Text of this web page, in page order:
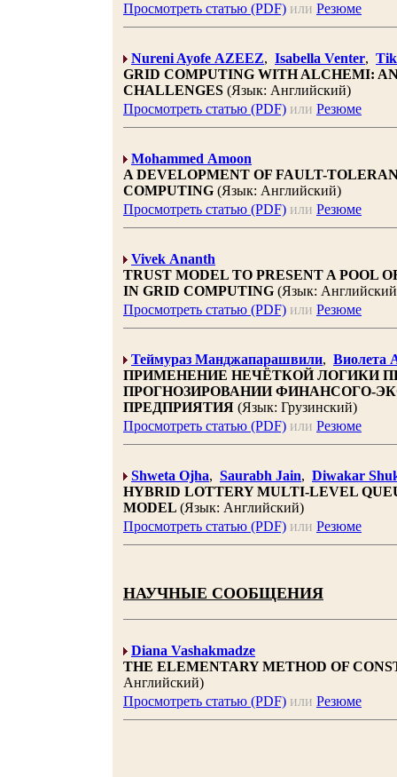
Просмотреть статью (PDF) или Резюме
Nureni Ayofe AZEEZ, Isabella Venter,
GRID COMPUTING WITH ALCHEMI:
CHALLENGES (Язык: Английский)
Просмотреть статью (PDF) или Резюме
Mohammed Amoon
A DEVELOPMENT OF FAULT-
COMPUTING (Язык: Английский)
Просмотреть статью (PDF) или Резюме
Vivek Ananth
TRUST MODEL TO PRESENT A POOL
IN GRID COMPUTING (Язык:
Просмотреть статью (PDF) или Резюме
Теймураз Манджапарашвили, Виолета
ПРИМЕНЕНИЕ НЕЧЁТКОЙ ЛОГИКИ
ПРОГНОЗИРОВАНИИ ФИНАНСОГО-
ПРЕДПРИЯТИЯ (Язык: Грузинский)
Просмотреть статью (PDF) или Резюме
Shweta Ojha, Saurabh Jain, Diwakar
HYBRID LOTTERY MULTI-LEVEL
MODEL (Язык: Английский)
Просмотреть статью (PDF) или Резюме
НАУЧНЫЕ СООБЩЕНИЯ
Diana Vashakmadze
THE ELEMENTARY METHOD OF
Английский)
Просмотреть статью (PDF) или Резюме